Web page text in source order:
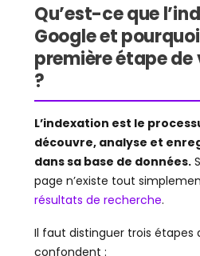
Qu’est-ce que
Google et
première étape
?
L’indexation est le
découvre, analyse et
dans sa base de données.
page n’existe tout
résultats de recherche.
Il faut distinguer trois étapes
confondent :